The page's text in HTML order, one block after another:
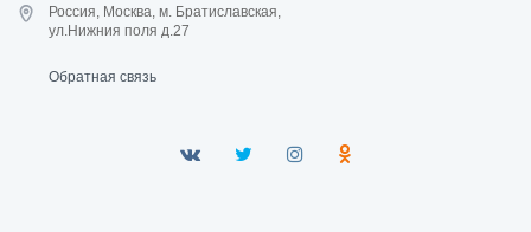
Россия, Москва, м. Братиславская,
ул.Нижния поля д.27
Обратная связь